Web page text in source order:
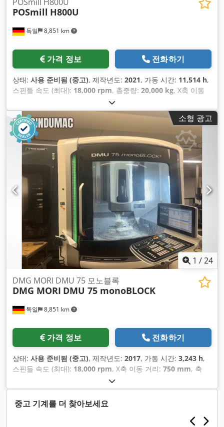
독일 8,851 km
POSmill H800U
가격 정보 전화하기
상태: 사용 준비됨 (중고), 제작년도: 2021, 가동 시간: 11,514 h,
스핀들 속도 (최대): 18,000 rpm, 총중량: 20,000 kg, X축 이동
, Y축 이동 거리:820 mm
mm, 컨트롤러 제조업체:HEIDENHAIN, 컨트롤러 모델:TNC
640, 축 수:5, 소형 광고
1 /24
독일 8,851 km
DMG MORI DMU 75 모노블록
DMG MORI DMU 75 monoBLOCK
가격 정보 전화하기
상태: 사용 준비됨 (중고), 제작년도: 2017, 가동 시간: 3,243 h,
스핀들 속도 (최대): 18,000 rpm, X축 이동 거리: 750 mm, 축
중고 기계를 더 찾아보세요